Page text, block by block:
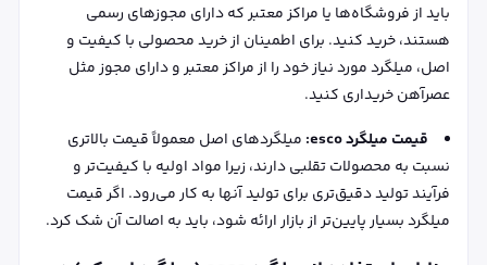
باید از فروشگاه‌ها یا مراکز معتبر که دارای مجوزهای رسمی
هستند، خرید کنید. برای اطمینان از خرید محصولی با کیفیت و
اصل، میلگرد مورد نیاز خود را از مراکز معتبر و دارای مجوز مثل
عصرآهن خریداری کنید.
قیمت میلگرد esco:
میلگردهای اصل معمولاً قیمت بالاتری
نسبت به محصولات تقلبی دارند، زیرا مواد اولیه با کیفیت‌تر و
فرآیند تولید دقیق‌تری برای تولید آنها به کار می‌رود. اگر قیمت
میلگرد بسیار پایین‌تر از بازار ارائه شود، باید به اصالت آن شک کرد.